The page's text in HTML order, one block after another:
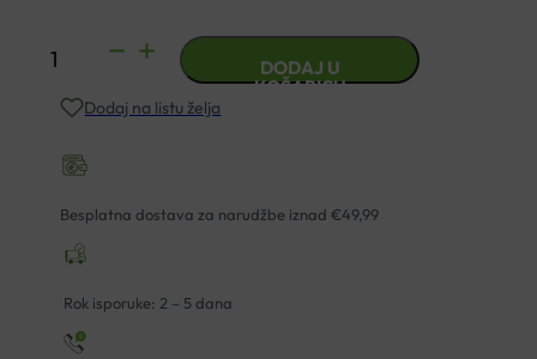
VICHY
3D
KOREKTIVNI
PUDER
30ML
količina
DODAJ U
KOŠARICU
Dodaj na listu želja
Besplatna dostava za narudžbe iznad €49,99
Rok isporuke: 2 – 5 dana